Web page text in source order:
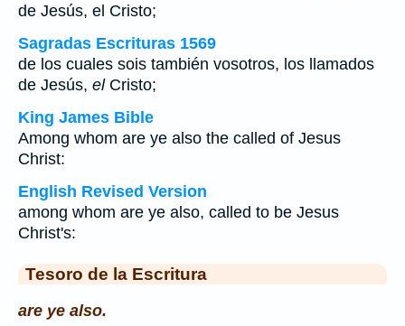
de Jesús, el Cristo;
Sagradas Escrituras 1569
de los cuales sois también vosotros, los llamados
de Jesús, elCristo;
King James Bible
Among whom are ye also the called of Jesus
Christ:
English Revised Version
among whom are ye also, called to be Jesus
Christ's:
Tesoro de la Escritura
are ye also.